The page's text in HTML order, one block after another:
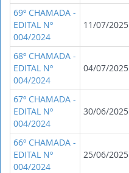
69º CHAMADA -
EDITAL Nº
004/2024
11/07/2025
68º CHAMADA -
EDITAL Nº
004/2024
04/07/2025
67º CHAMADA -
EDITAL Nº
004/2024
30/06/2025
66º CHAMADA -
EDITAL Nº
004/2024
25/06/2025